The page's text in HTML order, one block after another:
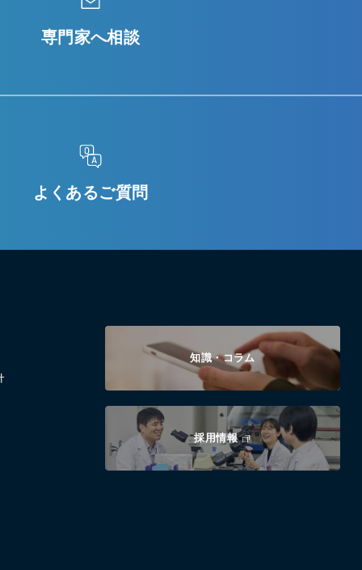
専門家へ相談
よくあるご質問
知識・コラム
採用情報